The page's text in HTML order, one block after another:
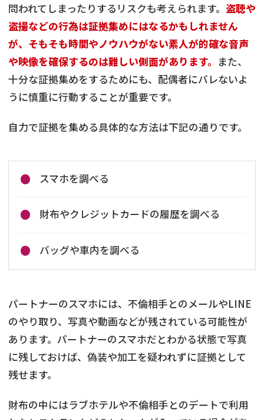
問われてしまったりするリスクも考えられます。 盗聴や
盗撮などの行為は証拠集めにはなるかもしれません
が、そもそも時間やノウハウがない素人が的確な音声
や映像を確保するのは難しい側面があります。 また、
十分な証拠集めをするためにも、配偶者にバレないよ
うに慎重に行動することが重要です。
自力で証拠を集める具体的な方法は下記の通りです。
スマホを調べる
財布やクレジットカードの履歴を調べる
バッグや車内を調べる
パートナーのスマホには、不倫相手とのメールやLINE
のやり取り、写真や動画などが残されている可能性が
あります。パートナーのスマホだとわかる状態で写真
に残しておけば、偽装や加工を疑われずに証拠として
残せます。
財布の中にはラブホテルや不倫相手とのデートで利用